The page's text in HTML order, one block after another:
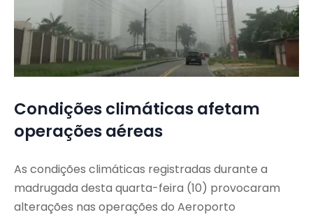
Condições climáticas afetam
operações aéreas
As condições climáticas registradas durante a
madrugada desta quarta-feira (10) provocaram
alterações nas operações do Aeroporto